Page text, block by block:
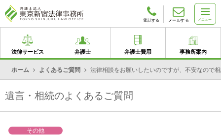
電話する メールする メニュー
法律サービス 弁護士 弁護士費用 事務所案内
ホーム よくあるご質問 法律相談をお願いしたいのですが、不安なので
遺言・相続のよくあるご質問
その他